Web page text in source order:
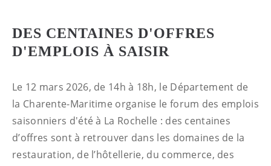
DES CENTAINES D'OFFRES
D'EMPLOIS À SAISIR
Le 12 mars 2026, de 14h à 18h, le Département de
la Charente-Maritime organise le forum des emplois
saisonniers d'été à La Rochelle : des centaines
d’offres sont à retrouver dans les domaines de la
restauration, de l’hôtellerie, du commerce, des